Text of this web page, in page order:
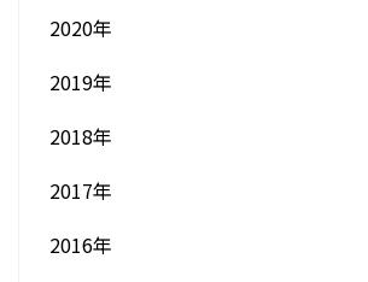
2020年
2019年
2018年
2017年
2016年